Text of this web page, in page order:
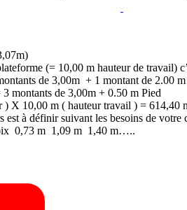
(= 10,00 m hauteur de travail)
de 3,00m + 1 montant de 2.00
3 montants de 3,00m + 0.50 m Pied
) X 10,00 m ( hauteur travail ) = 614,40
est à définir suivant les besoins de votre
0,73 m 1,09 m 1,40 m…..